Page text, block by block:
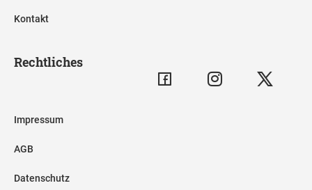
Kontakt
Rechtliches
Impressum
AGB
Datenschutz